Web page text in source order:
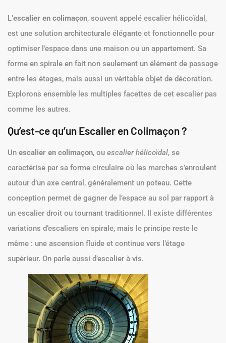
L’escalier en colimaçon, souvent appelé escalier hélicoïdal,
est une solution architecturale élégante et fonctionnelle pour
optimiser l’espace dans une maison ou un appartement. Sa
forme en spirale en fait non seulement un élément de passage
entre les étages, mais aussi un véritable objet de décoration.
Explorons ensemble les multiples facettes de cet escalier pas
comme les autres.
Qu’est-ce qu’un Escalier en Colimaçon ?
Un escalier en colimaçon, ou escalier hélicoïdal, se
caractérise par sa forme circulaire où les marches s’enroulent
autour d’un axe central, généralement un poteau. Cette
conception permet de gagner de l’espace au sol par rapport à
un escalier droit ou tournant traditionnel. Il existe différentes
variations d’escaliers en spirale, mais le principe reste le
même : une ascension fluide et continue vers l’étage
supérieur. On parle aussi d’escalier à vis.